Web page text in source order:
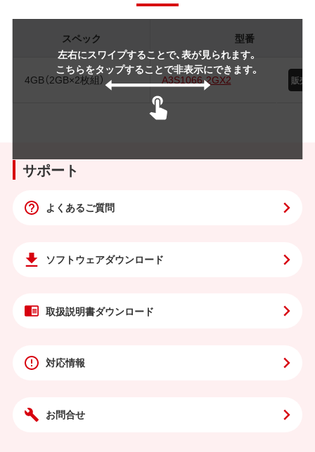
左右にスワイプすることで、表が見られます。
こちらをタップすることで非表示にできます。
スペック 型番
4GB（2GB×2枚組） A3S1066-2GX2
サポート
よくあるご質問
ソフトウェアダウンロード
取扱説明書ダウンロード
対応情報
お問合せ